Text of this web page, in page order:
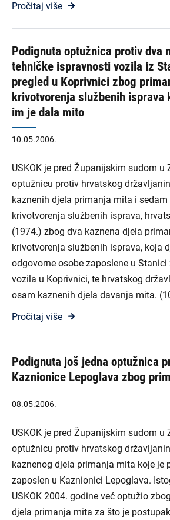
Pročitaj više
Podignuta optužnica protiv dva
tehničke ispravnosti vozila iz
pregled u Koprivnici zbog
krivotvorenja službenih isprava
im je dala mito
10.05.2006.
USKOK je pred Županijskim sudom u
optužnicu protiv hrvatskog
kaznenih djela primanja mita i
krivotvorenja službenih isprava,
(1974.) zbog dva kaznena djela
krivotvorenja službenih isprava, koja
odgovorne osobe zaposlene u
vozila u Koprivnici, te hrvatskog
osam kaznenih djela davanja mita.
Pročitaj više
Podignuta još jedna optužnica
Kaznionice Lepoglava zbog
08.05.2006.
USKOK je pred Županijskim sudom u
optužnicu protiv hrvatskog
kaznenog djela primanja mita koje je
zaposlen u Kaznionici Lepoglava.
USKOK 2004. godine već optužio
djela primanja mita za što je